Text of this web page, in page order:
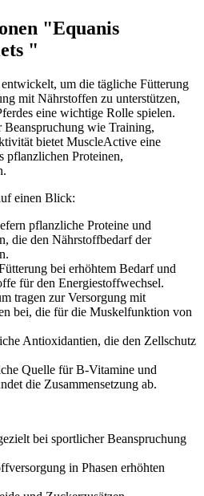
"Equanis
"
um die tägliche Fütterung
mit Nährstoffen zu unterstützen,
eine wichtige Rolle spielen.
Beanspruchung wie Training,
bietet MuscleActive eine
pflanzlichen Proteinen,
einen Blick:
pflanzliche Proteine und
die den Nährstoffbedarf der
bei erhöhtem Bedarf und
für den Energiestoffwechsel.
tragen zur Versorgung mit
bei, die für die Muskelfunktion von
Antioxidantien, die den Zellschutz
Quelle für B-Vitamine und
die Zusammensetzung ab.
bei sportlicher Beanspruchung
in Phasen erhöhten